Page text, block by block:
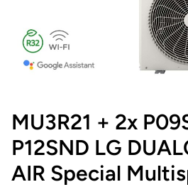
MU3R21 + 2x
P12SND LG
AIR Special